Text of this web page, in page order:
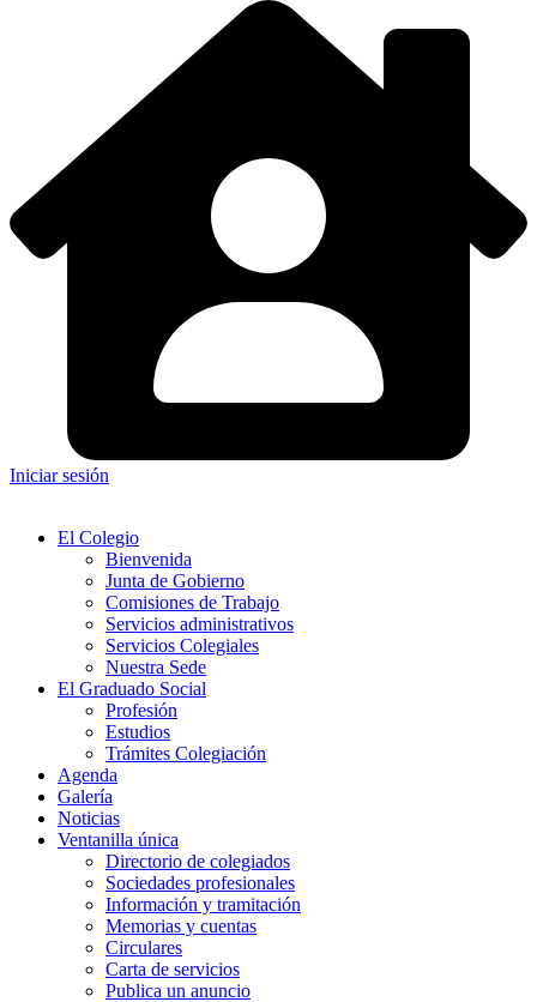
Iniciar sesión
El Colegio
Bienvenida
Junta de Gobierno
Comisiones de Trabajo
Servicios administrativos
Servicios Colegiales
Nuestra Sede
El Graduado Social
Profesión
Estudios
Trámites Colegiación
Agenda
Galería
Noticias
Ventanilla única
Directorio de colegiados
Sociedades profesionales
Información y tramitación
Memorias y cuentas
Circulares
Carta de servicios
Publica un anuncio